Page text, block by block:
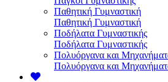
Παθητική Γυμναστική
Παθητική Γυμναστική
Ποδήλατα Γυμναστικής
Ποδήλατα Γυμναστικής
Πολυόργανα και
Πολυόργανα και